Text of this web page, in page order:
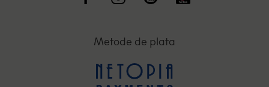
Metode de plata